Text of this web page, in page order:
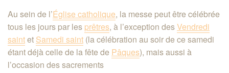
Au sein de l’Église catholique, la messe peut être célébrée
tous les jours par les prêtres, à l’exception desVendredi
saintet Samedi saint (la célébration au soir de ce samedi
étant déjà celle de la fête de Pâques), mais aussi à
l’occasion des sacrements